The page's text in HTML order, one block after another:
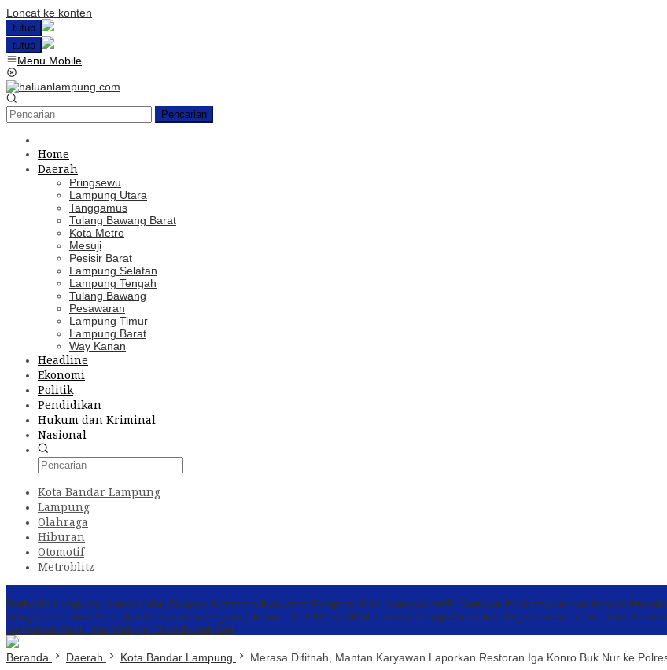
Loncat ke konten
tutup
tutup
Menu Mobile
Pencarian
Home
Daerah
Pringsewu
Lampung Utara
Tanggamus
Tulang Bawang Barat
Kota Metro
Mesuji
Pesisir Barat
Lampung Selatan
Lampung Tengah
Tulang Bawang
Pesawaran
Lampung Timur
Lampung Barat
Way Kanan
Headline
Ekonomi
Politik
Pendidikan
Hukum dan Kriminal
Nasional
Kota Bandar Lampung
Lampung
Olahraga
Hiburan
Otomotif
Metroblitz
Perbakin Lampung Menghindar, Dugaan Komersialisasi Aset Pemprov Kian MenguatAWPI Serukan Perdamaian dan Kecam
Sengkarut Lahan SGC Jadi Pertaruhan Negara Oknum PT. PNM ULAMM Tubaba Diduga Gelapkan Angsuran Serta Sertifikat
ke Rumah Sakit Usai Diduga Coba Bunuh Diri
Beranda Daerah Kota Bandar Lampung Merasa Difitnah, Mantan Karyawan Laporkan Restoran Iga Konro Buk Nur ke